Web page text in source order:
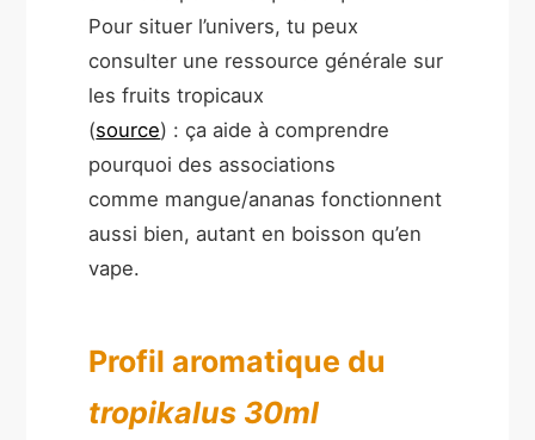
Pour situer l’univers, tu peux
consulter une ressource générale sur
les fruits tropicaux
(source) : ça aide à comprendre
pourquoi des associations
comme mangue/ananas fonctionnent
aussi bien, autant en boisson qu’en
vape.
Profil aromatique du
tropikalus 30ml